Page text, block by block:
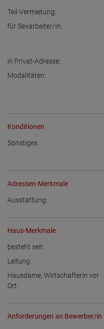
Teil-Vermietung:
für Sexarbeiter/in:
in Privat-Adresse:
Modalitäten:
Konditionen
Sonstiges:
Adressen-Merkmale
Ausstattung:
Haus-Merkmale
besteht seit:
Leitung:
Hausdame, Wirtschafterin vor
Ort:
Anforderungen an Bewerber/in